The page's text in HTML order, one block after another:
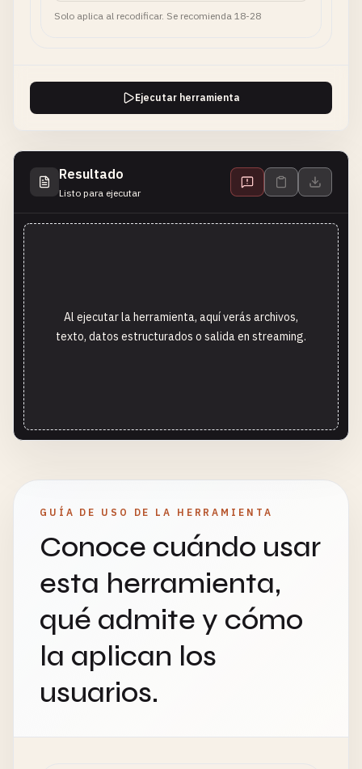
Solo aplica al recodificar. Se recomienda 18-28
Ejecutar herramienta
Resultado
Listo para ejecutar
Al ejecutar la herramienta, aquí verás archivos,
texto, datos estructurados o salida en streaming.
GUÍA DE USO DE LA HERRAMIENTA
Conoce cuándo usar
esta herramienta,
qué admite y cómo
la aplican los
usuarios.